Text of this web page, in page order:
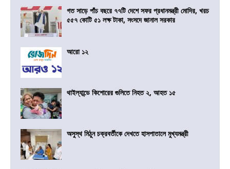
গত সাড়ে পাঁচ বছরে ৭৭টি দেশে সফর প্রধানমন্ত্রী মোদির, খরচ
৫৫৭ কোটি ৫১ লক্ষ টাকা, সংসদে জানাল সরকার
আরো ১২
থাইল্যান্ডে কিশোরের গুলিতে নিহত ২, আহত ১৫
অসুস্থ মিঠুন চক্রবর্তীকে দেখতে হাসপাতালে মুখ্যমন্ত্রী